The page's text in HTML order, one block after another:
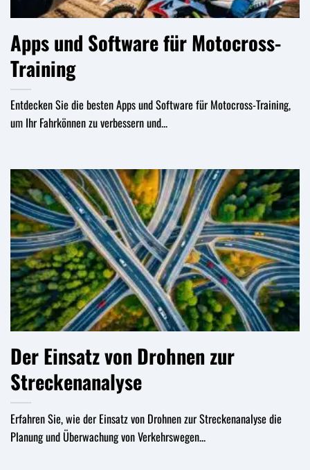
Apps und Software für Motocross-
Training
Entdecken Sie die besten Apps und Software für Motocross-Training,
um Ihr Fahrkönnen zu verbessern und...
Der Einsatz von Drohnen zur
Streckenanalyse
Erfahren Sie, wie der Einsatz von Drohnen zur Streckenanalyse die
Planung und Überwachung von Verkehrswegen...